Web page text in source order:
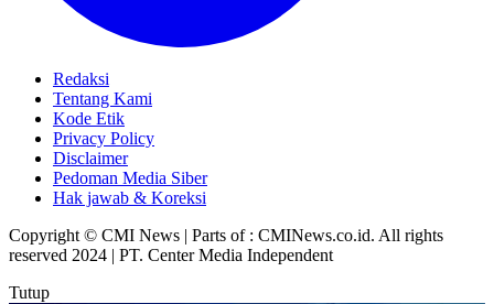
Redaksi
Tentang Kami
Kode Etik
Privacy Policy
Disclaimer
Pedoman Media Siber
Hak jawab & Koreksi
Copyright © CMI News | Parts of : CMINews.co.id. All rights
reserved 2024 | PT. Center Media Independent
Tutup